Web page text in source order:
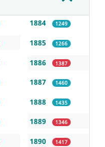
1884 1249
1885 1266
1886 1387
1887 1460
1888 1435
1889 1346
1890 1417